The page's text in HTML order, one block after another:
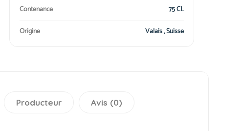
Contenance
75 CL
Origine
Valais , Suisse
Producteur Avis (0)